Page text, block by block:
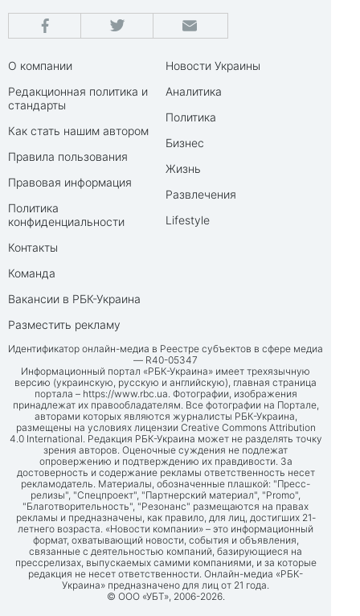
О компании
Редакционная политика и
стандарты
Как стать нашим автором
Правила пользования
Правовая информация
Политика
конфиденциальности
Контакты
Команда
Вакансии в РБК-Украина
Разместить рекламу
Новости Украины
Аналитика
Политика
Бизнес
Жизнь
Развлечения
Lifestyle
Идентификатор онлайн-медиа в Реестре субъектов в сфере медиа
— R40-05347
Информационный портал «РБК-Украина» имеет трехязычную
версию (украинскую, русскую и английскую), главная страница
портала – https://www.rbc.ua. Фотографии, изображения
принадлежат их правообладателям. Все фотографии на Портале,
авторами которых являются журналисты РБК-Украина,
размещены на условиях лицензии Creative Commons Attribution
4.0 International. Редакция РБК-Украина может не разделять точку
зрения авторов. Оценочные суждения не подлежат
опровержению и подтверждению их правдивости. За
достоверность и содержание рекламы ответственность несет
рекламодатель. Материалы, обозначенные плашкой: "Пресс-
релизы", "Спецпроект", "Партнерский материал", "Promo",
"Благотворительность", "Резонанс" размещаются на правах
рекламы и предназначены, как правило, для лиц, достигших 21-
летнего возраста. «Новости компании» – это информационный
формат, охватывающий новости, события и объявления,
связанные с деятельностью компаний, базирующиеся на
прессрелизах, выпускаемых самими компаниями, и за которые
редакция не несет ответственности. Онлайн-медиа «РБК-
Украина» предназначено для лиц от 21 года.
© ООО «УБТ», 2006-2026.